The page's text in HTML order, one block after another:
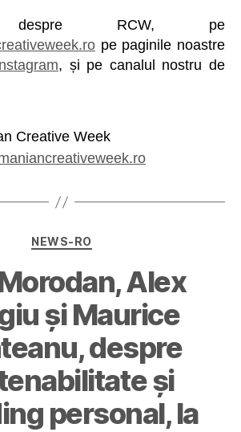
despre RCW, pe
pe paginile noastre
, și pe canalul nostru de
Creative Week
NEWS-RO
Alex
și Maurice
despre
și
personal, la